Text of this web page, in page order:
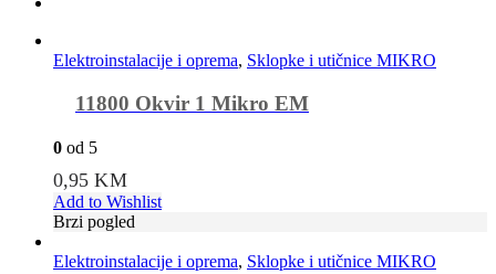
Elektroinstalacije i oprema, Sklopke i utičnice MIKRO
11800 Okvir 1 Mikro EM
0 od 5
0,95KM
Add to Wishlist
Brzi pogled
Elektroinstalacije i oprema, Sklopke i utičnice MIKRO